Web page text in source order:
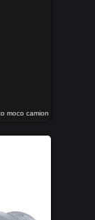
moco camion